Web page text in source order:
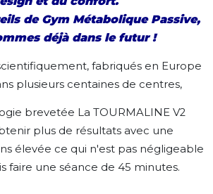
de Gym Métabolique Passive,
déjà dans le futur !
fabriqués en Europe
plusieurs centaines de centres,
brevetée La TOURMALINE V2
plus de résultats avec une
élevée ce qui n'est pas négligeable
faire une séance de 45 minutes.